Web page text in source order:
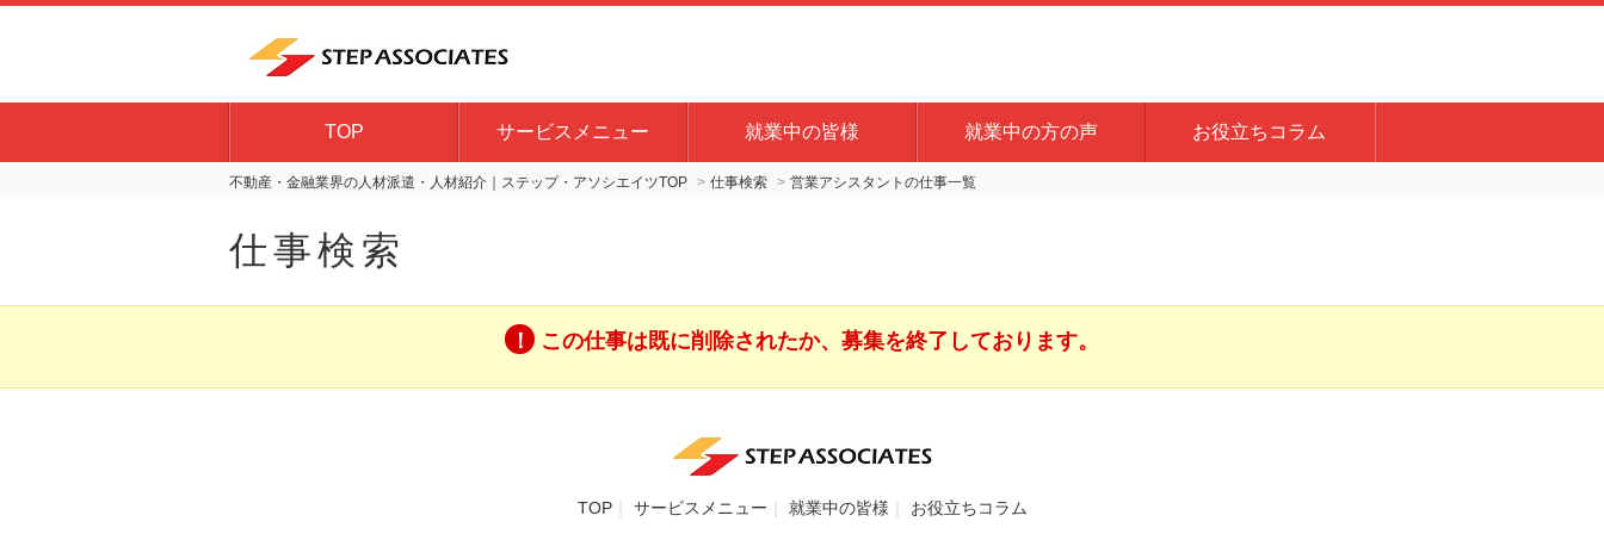
TOP サービスメニュー 就業中の皆様 就業中の方の声 お役立ちコラム
不動産・金融業界の人材派遣・人材紹介｜ステップ・アソシエイツTOP 仕事検索 営業アシスタントの仕事一覧
仕事検索
この仕事は既に削除されたか、募集を終了しております。
TOP サービスメニュー 就業中の皆様 お役立ちコラム